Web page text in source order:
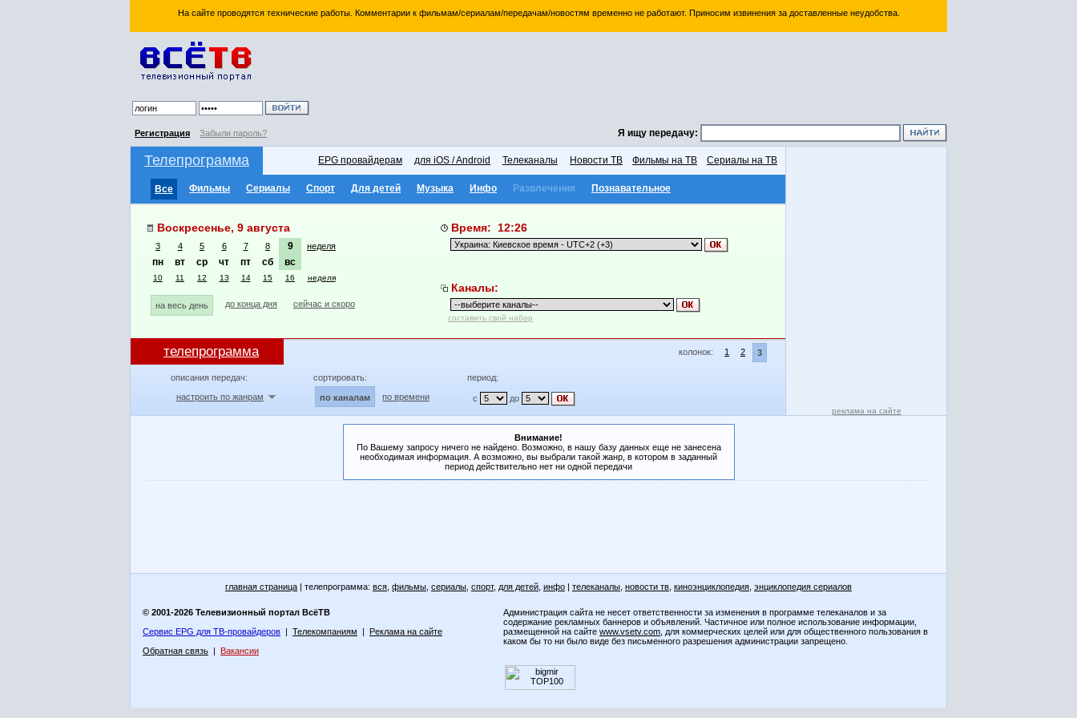
На сайте проводятся технические работы. Комментарии к фильмам/сериалам/передачам/новостям временно не работают. Приносим извинения за доставленные неудобства.
Регистрация Забыли пароль? Я ищу передачу:
Телепрограмма EPG провайдерам для iOS / Android Телеканалы Новости ТВ Фильмы на ТВ Сериалы на ТВ
Все Фильмы Сериалы Спорт Для детей Музыка Инфо Развлечения Познавательное
Воскресенье, 9 августа
3 4 5 6 7 8 9 неделя
пн вт ср чт пт сб вс
10 11 12 13 14 15 16 неделя
на весь день до конца дня сейчас и скоро
Время: 12:26
Каналы:
составить свой набор
телепрограмма колонок: 1 2 3
описания передач:
настроить по жанрам
сортировать:
по каналам по времени
период:
с до
реклама на сайте
Внимание!
По Вашему запросу ничего не найдено. Возможно, в нашу базу данных еще не занесена
необходимая информация. А возможно, вы выбрали такой жанр, в котором в заданный
период действительно нет ни одной передачи
главная страница | телепрограмма: вся фильмы сериалы спорт, для детей инфо | телеканалы новости тв киноэнциклопедия энциклопедия сериалов
© 2001-2026 Телевизионный портал ВсёТВ
Сервис EPG для ТВ-провайдеров | Телекомпаниям | Реклама на сайте
Обратная связь | Вакансии
Администрация сайта не несет ответственности за изменения в программе телеканалов и за
содержание рекламных баннеров и объявлений. Частичное или полное использование информации,
размещенной на сайте www.vsetv.com , для коммерческих целей или для общественного пользования в
каком бы то ни было виде без письменного разрешения администрации запрещено.